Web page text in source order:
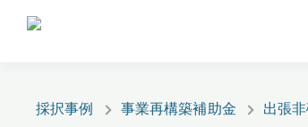
採択事例 事業再構築補助金 出張